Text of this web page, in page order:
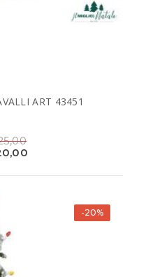
ART 43451
-20%